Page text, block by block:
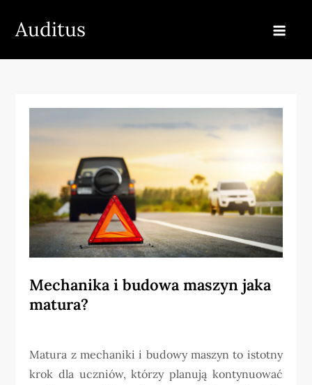
Auditus
Mechanika i budowa maszyn jaka
matura?
Matura z mechaniki i budowy maszyn to istotny
krok dla uczniów, którzy planują kontynuować